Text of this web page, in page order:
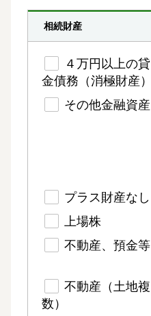
相続財産
４万円以上の貸
金債務（消極財産）
その他金融資産
プラス財産なし
上場株
不動産、預金等
不動産（土地複
数）